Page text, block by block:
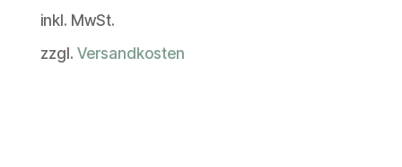
inkl. MwSt.
zzgl. Versandkosten